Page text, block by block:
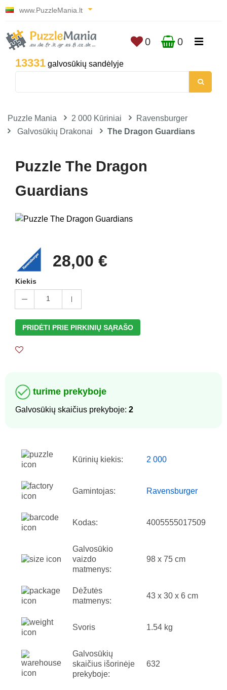
www.PuzzleMania.lt
13331 galvosūkių sandėlyje
0 0
Puzzle Mania 2 000 Kūriniai
Ravensburger
Galvosūkių Drakonai
The Dragon Guardians
Puzzle The Dragon
Guardians
28,00 €
Kiekis
1
PRIDĖTI PRIE PIRKINIŲ SĄRAŠO
turime prekyboje
Galvosūkių skaičius prekyboje: 2
Kūrinių kiekis: 2 000
Gamintojas: Ravensburger
Kodas: 4005555017509
Galvosūkio
vaizdo
matmenys:
98 x 75 cm
Dėžutės
matmenys:
43 x 30 x 6 cm
Svoris 1.54 kg
Galvosūkių
skaičius išorinėje
prekyboje:
632